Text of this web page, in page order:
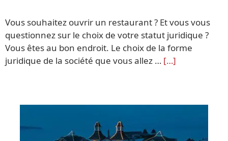
Vous souhaitez ouvrir un restaurant ? Et vous vous
questionnez sur le choix de votre statut juridique ?
Vous êtes au bon endroit. Le choix de la forme
juridique de la société que vous allez … […]